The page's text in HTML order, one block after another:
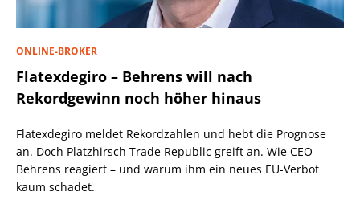
ONLINE-BROKER
Flatexdegiro – Behrens will nach
Rekordgewinn noch höher hinaus
Flatexdegiro meldet Rekordzahlen und hebt die Prognose
an. Doch Platzhirsch Trade Republic greift an. Wie CEO
Behrens reagiert – und warum ihm ein neues EU-Verbot
kaum schadet.